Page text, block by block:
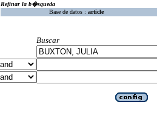
Refinar la b�squeda
Base de datos : article
Buscar